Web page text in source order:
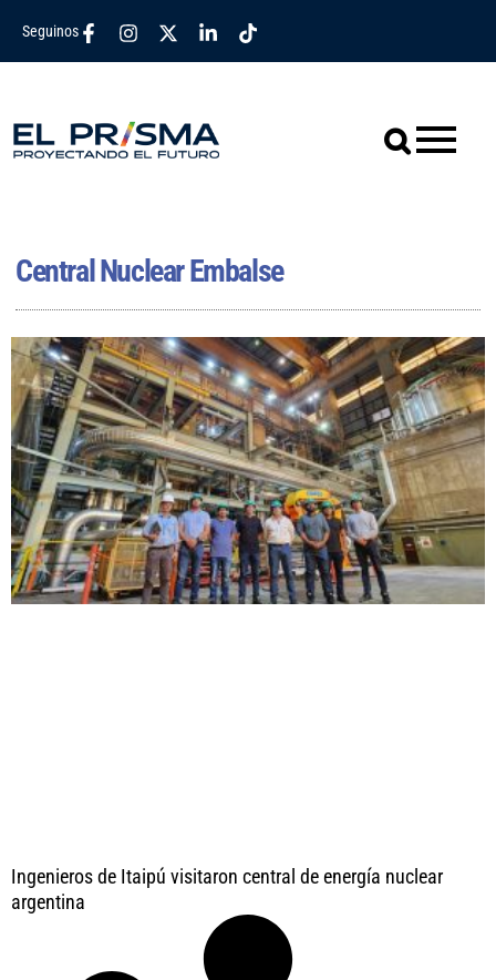
Seguinos
Central Nuclear Embalse
Ingenieros de Itaipú visitaron central de energía nuclear
argentina